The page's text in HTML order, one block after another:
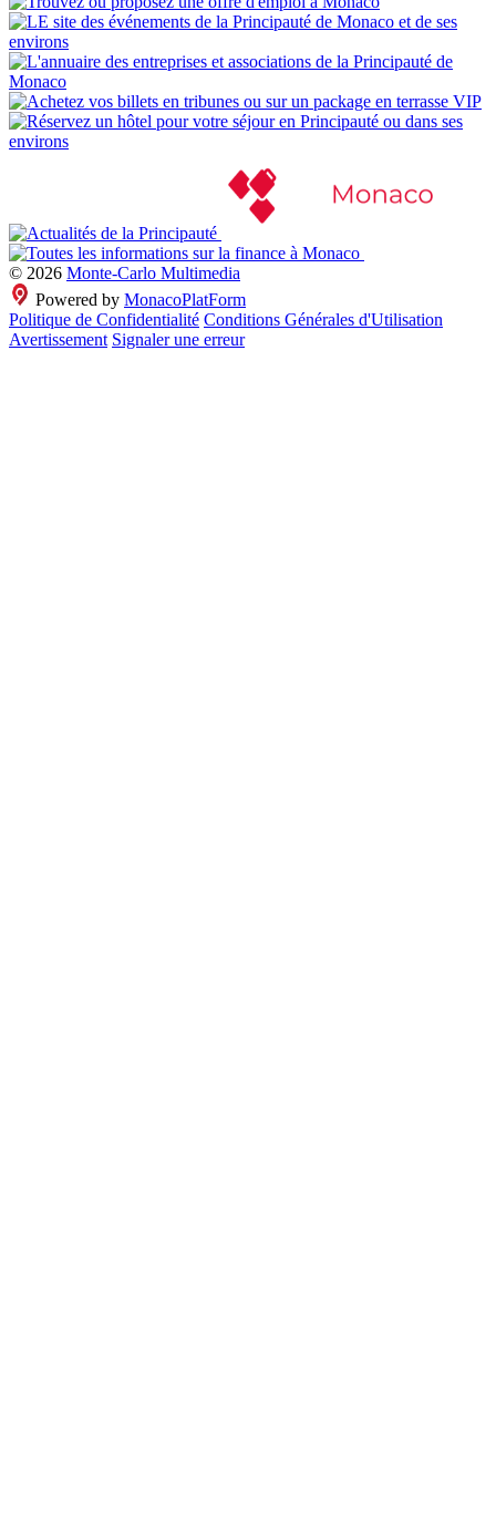
© 2026 Monte-Carlo Multimedia
Powered by MonacoPlatForm
Politique de Confidentialité Conditions Générales d'Utilisation
Avertissement Signaler une erreur